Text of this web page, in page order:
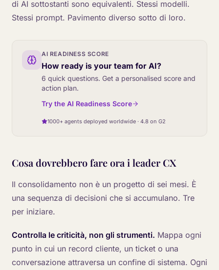
di AI sottostanti sono equivalenti. Stessi modelli.
Stessi prompt. Pavimento diverso sotto di loro.
AI READINESS SCORE
How ready is your team for AI?
6 quick questions. Get a personalised score and
action plan.
Try the AI Readiness Score
1000+ agents deployed worldwide · 4.8 on G2
Cosa dovrebbero fare ora i leader CX
Il consolidamento non è un progetto di sei mesi. È
una sequenza di decisioni che si accumulano. Tre
per iniziare.
Controlla le criticità, non gli strumenti. Mappa ogni
punto in cui un record cliente, un ticket o una
conversazione attraversa un confine di sistema. Ogni